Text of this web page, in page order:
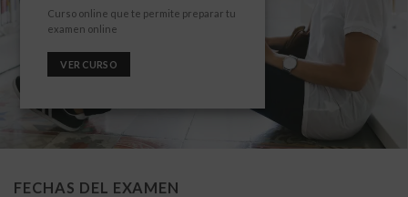
Curso online que te permite preparar tu
examen online
VER CURSO
FECHAS DEL EXAMEN